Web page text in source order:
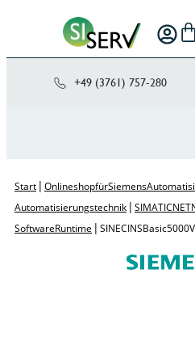
+49 (3761) 757-280
Start | Onlineshop für Siemens
Automatisierungstechnik | SIMATIC
Software Runtime | SINEC INS Basic 5000